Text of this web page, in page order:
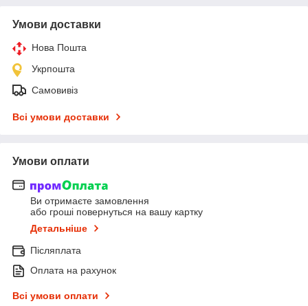
Умови доставки
Нова Пошта
Укрпошта
Самовивіз
Всі умови доставки
Умови оплати
Ви отримаєте замовлення
або гроші повернуться на вашу картку
Детальніше
Післяплата
Оплата на рахунок
Всі умови оплати